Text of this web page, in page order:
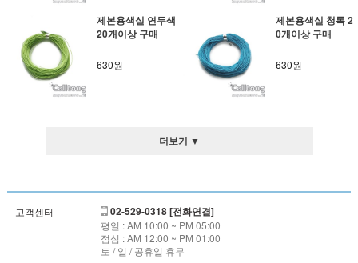
제본용색실 연두색
20개이상 구매
630원
제본용색실 청록 2
0개이상 구매
630원
더보기 ▼
고객센터 02-529-0318 [전화연결]
평일 : AM 10:00 ~ PM 05:00
점심 : AM 12:00 ~ PM 01:00
토 / 일 / 공휴일 휴무